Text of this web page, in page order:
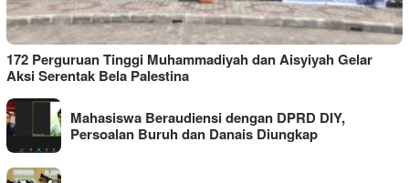
172 Perguruan Tinggi Muhammadiyah dan Aisyiyah Gelar
Aksi Serentak Bela Palestina
Mahasiswa Beraudiensi dengan DPRD DIY,
Persoalan Buruh dan Danais Diungkap